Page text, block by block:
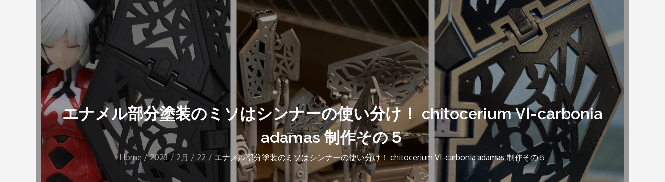
エナメル部分塗装のミソはシンナーの使い分け！ chitocerium VI-carbonia
adamas 制作その５
Home 2023 2月 22 エナメル部分塗装のミソはシンナーの使い分け！ chitocerium VI-carbonia adamas 制作その５